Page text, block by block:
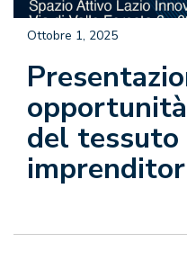
del tessuto
Ottobre 1, 2025